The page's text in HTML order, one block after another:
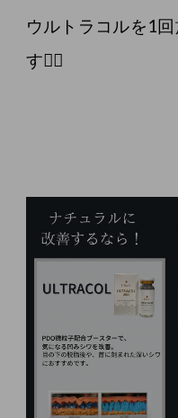
ウルトラコルを1
す💁‍♀️